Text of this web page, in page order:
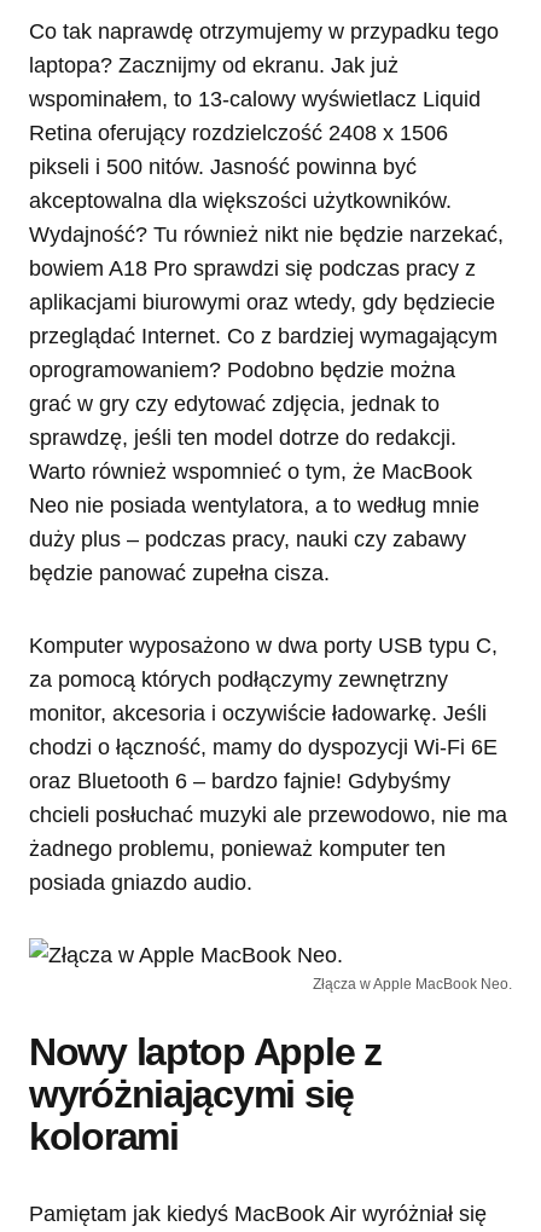
Co tak naprawdę otrzymujemy w przypadku tego
laptopa? Zacznijmy od ekranu. Jak już
wspominałem, to 13-calowy wyświetlacz Liquid
Retina oferujący rozdzielczość 2408 x 1506
pikseli i 500 nitów. Jasność powinna być
akceptowalna dla większości użytkowników.
Wydajność? Tu również nikt nie będzie narzekać,
bowiem A18 Pro sprawdzi się podczas pracy z
aplikacjami biurowymi oraz wtedy, gdy będziecie
przeglądać Internet. Co z bardziej wymagającym
oprogramowaniem? Podobno będzie można
grać w gry czy edytować zdjęcia, jednak to
sprawdzę, jeśli ten model dotrze do redakcji.
Warto również wspomnieć o tym, że MacBook
Neo nie posiada wentylatora, a to według mnie
duży plus – podczas pracy, nauki czy zabawy
będzie panować zupełna cisza.
Komputer wyposażono w dwa porty USB typu C,
za pomocą których podłączymy zewnętrzny
monitor, akcesoria i oczywiście ładowarkę. Jeśli
chodzi o łączność, mamy do dyspozycji Wi-Fi 6E
oraz Bluetooth 6 – bardzo fajnie! Gdybyśmy
chcieli posłuchać muzyki ale przewodowo, nie ma
żadnego problemu, ponieważ komputer ten
posiada gniazdo audio.
Złącza w Apple MacBook Neo.
Nowy laptop Apple z
wyróżniającymi się
kolorami
Pamiętam jak kiedyś MacBook Air wyróżniał się